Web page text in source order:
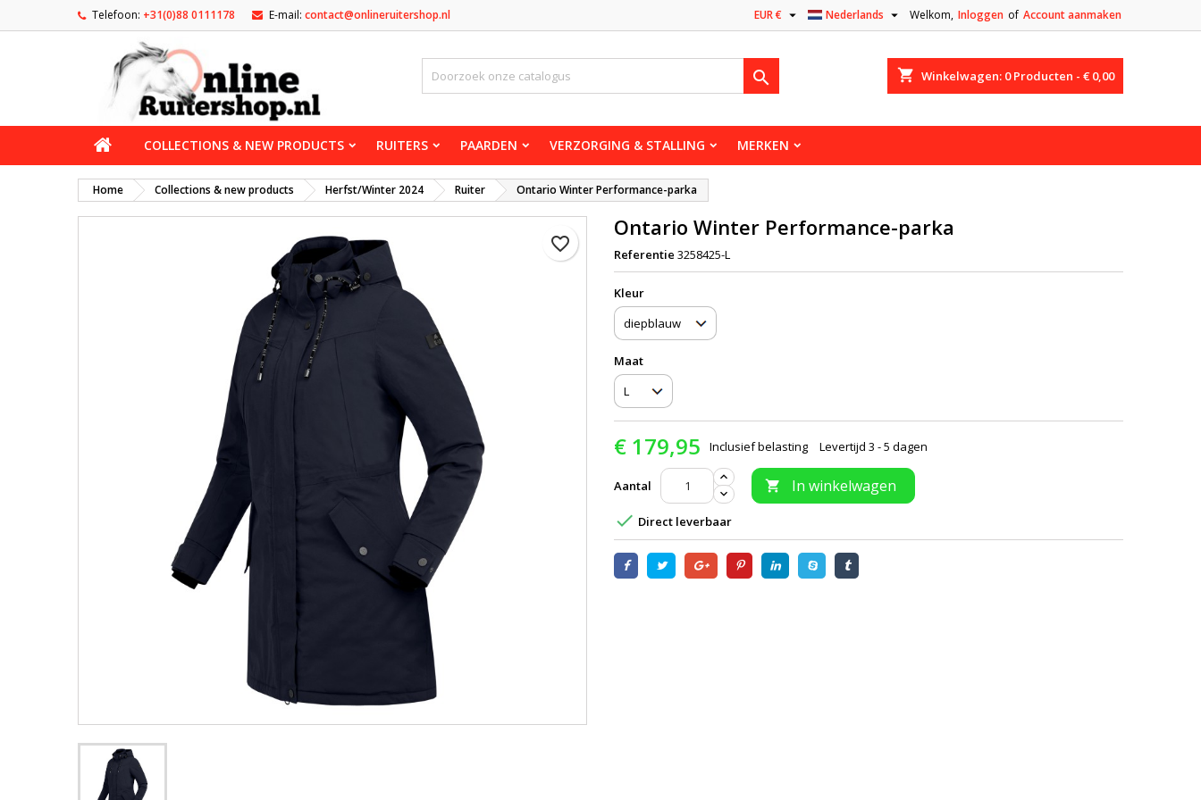
Telefoon: +31(0)88 0111178 E-mail: contact@onlineruitershop.nl Welkom, Inloggen of Account aanmaken
Nederlands 
EUR € 
shopping_cart Winkelwagen: 0Producten - € 0,00

COLLECTIONS & NEW PRODUCTS RUITERS PAARDEN VERZORGING & STALLING MERKEN
Home Collections & new products Herfst/Winter 2024 Ruiter Ontario Winter Performance-parka
favorite_border
Ontario Winter Performance-parka
Referentie 3258425-L
Kleur
Maat
€ 179,95 Inclusief belasting Levertijd 3 - 5 dagen
Aantal  In winkelwagen
 Direct leverbaar